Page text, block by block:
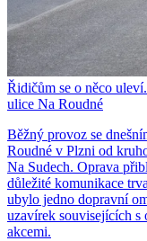
Řidičům se o něco
ulice Na Roudné
Běžný provoz se
Roudné v Plzni od
Na Sudech. Oprava
důležité komunikace
ubylo jedno dopravní
uzavírek souvisejících s
akcemi.